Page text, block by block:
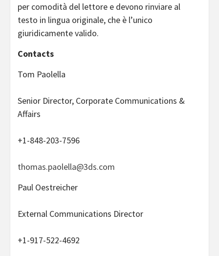
per comodità del lettore e devono rinviare al
testo in lingua originale, che è l’unico
giuridicamente valido.
Contacts
Tom Paolella
Senior Director, Corporate Communications &
Affairs
+1-848-203-7596
thomas.paolella@3ds.com
Paul Oestreicher
External Communications Director
+1-917-522-4692